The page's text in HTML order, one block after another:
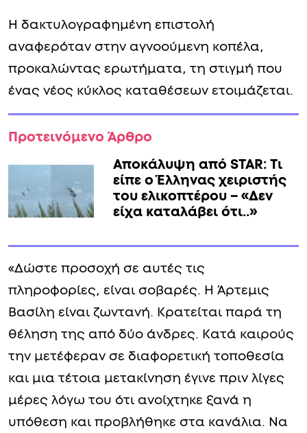
Η δακτυλογραφημένη επιστολή
αναφερόταν στην αγνοούμενη κοπέλα,
προκαλώντας ερωτήματα, τη στιγμή που
ένας νέος κύκλος καταθέσεων ετοιμάζεται.
Προτεινόμενο Άρθρο
Αποκάλυψη από STAR: Τι
είπε ο Έλληνας χειριστής
του ελικοπτέρου – «Δεν
είχα καταλάβει ότι..»
«Δώστε προσοχή σε αυτές τις
πληροφορίες, είναι σοβαρές. Η Άρτεμις
Βασίλη είναι ζωντανή. Κρατείται παρά τη
θέληση της από δύο άνδρες. Κατά καιρούς
την μετέφεραν σε διαφορετική τοποθεσία
και μια τέτοια μετακίνηση έγινε πριν λίγες
μέρες λόγω του ότι ανοίχτηκε ξανά η
υπόθεση και προβλήθηκε στα κανάλια. Να